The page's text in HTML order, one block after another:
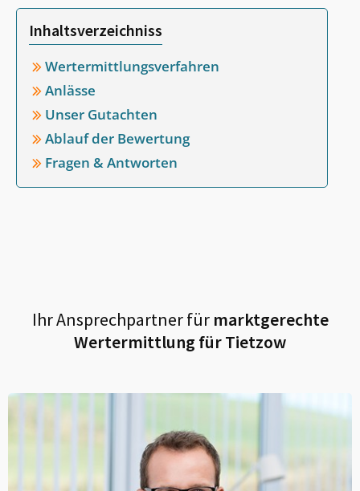
Inhaltsverzeichniss
Wertermittlungsverfahren
Anlässe
Unser Gutachten
Ablauf der Bewertung
Fragen & Antworten
Ihr Ansprechpartner fürmarktgerechte
Wertermittlung fürTietzow